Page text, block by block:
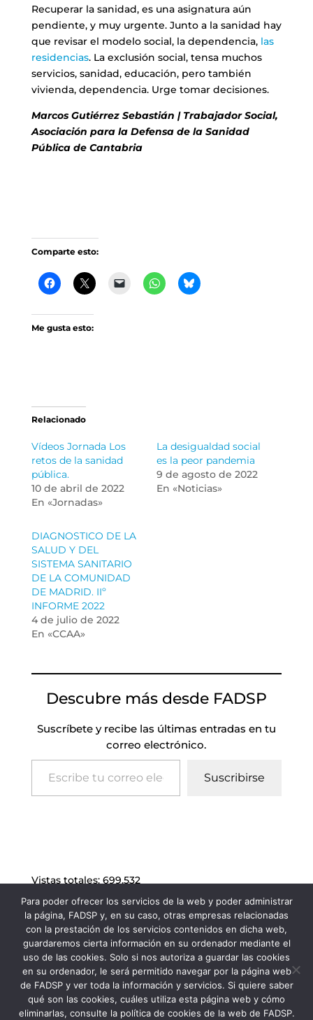
Recuperar la sanidad, es una asignatura aún
pendiente, y muy urgente. Junto a la sanidad hay
que revisar el modelo social, la dependencia, las
residencias. La exclusión social, tensa muchos
servicios, sanidad, educación, pero también
vivienda, dependencia. Urge tomar decisiones.
Marcos Gutiérrez Sebastián | Trabajador Social,
Asociación para la Defensa de la Sanidad
Pública de Cantabria
Comparte esto:
Me gusta esto:
Relacionado
Vídeos Jornada Los
retos de la sanidad
pública.
10 de abril de 2022
En «Jornadas»
La desigualdad social
es la peor pandemia
9 de agosto de 2022
En «Noticias»
DIAGNOSTICO DE LA
SALUD Y DEL
SISTEMA SANITARIO
DE LA COMUNIDAD
DE MADRID. IIº
INFORME 2022
4 de julio de 2022
En «CCAA»
Descubre más desde FADSP
Suscríbete y recibe las últimas entradas en tu
correo electrónico.
Escribe tu correo electrónico…
Suscribirse
Vistas totales: 699.532
Para poder ofrecer los servicios de la web y poder administrar
la página, FADSP y, en su caso, otras empresas relacionadas
con la prestación de los servicios contenidos en dicha web,
guardaremos cierta información en su ordenador mediante el
uso de las cookies. Solo si nos autoriza a guardar las cookies
en su ordenador, le será permitido navegar por la página web
de FADSP y ver toda la información y servicios. Si quiere saber
qué son las cookies, cuáles utiliza esta página web y cómo
eliminarlas, consulte la política de cookies de la web de FADSP.